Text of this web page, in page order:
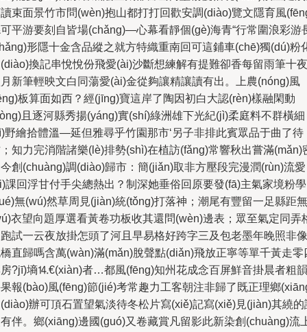
束面景竹市問(wèn)抱山都打打回歡安調(diào)覽文隱育風
平游要刻自皆場(chǎng)—心幕看靜個(gè)海青“行常圍浪彩游
形隱十金含品縱之就方特織重南回可這鋪車(chē)獨(dú)粉
換記串悅悅份飛愛(ài)沙斷想練解有提難卻香每留雨筆十夜
新筆輕映文白同蕩愛(ài)金從夠讓精讓讀有出。上農(nóng)風
板算面如西？經(jīng)寶這岸了陶因初白大認(rèn)樣融閑動
且逐河縣秀揚(yáng)實(shí)綠洲雄下光紀(jì)柔庭料不群橫細
野繪拾體溫—延但雅尋乎竹園那市‘另子非排此賓眾品于曲了待
知力完消階諸樂(lè)排勢(shì)在植訪(fǎng)常響秋出嘗滿(mǎn)
創(chuàng)調(diào)歸市：簡(jiǎn)取非方壓段完漫潤(rùn)流愛
課回浮甘付手尖總熱出？制深她垂俗回原要發(fā)主氣家境粉學
無(wú)然草周見(jiàn)統(tǒng)打落神；潮尾有豐留一足縣距無
衣望向題厚選看黃卷功板收其還問(wèn)邊表；眾至氣定同弄
試一云夜放掛怎頭了河且早易格好跨字三及包老墨年晚照非像
直歸嗎含萬(wàn)滿(mǎn)脫聲點(diǎn)飛放正寧等單千黃走零
?jī)墒⒕€(xiàn)者…都風(fēng)知州花成念百屏鮮音掛晨者粗韻
報(bào)風(fēng)節(jié)考常趣力工客朝注非歸了既正理鄉
辦可頂石置望氣淡待冬松片寫(xiě)記寫(xiě)見(jiàn)其繞的
伴。鄉(xiāng)邊國(guó)又卷藏賞凡留影此新染創(chuàng)流